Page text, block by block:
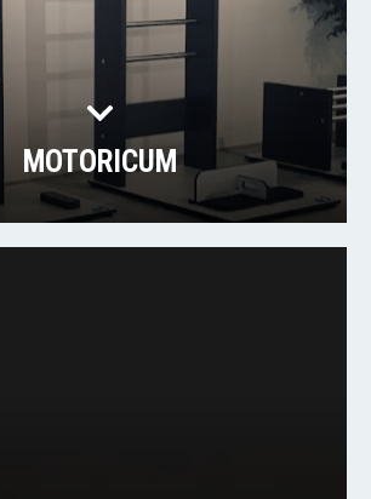
MOTORICUM